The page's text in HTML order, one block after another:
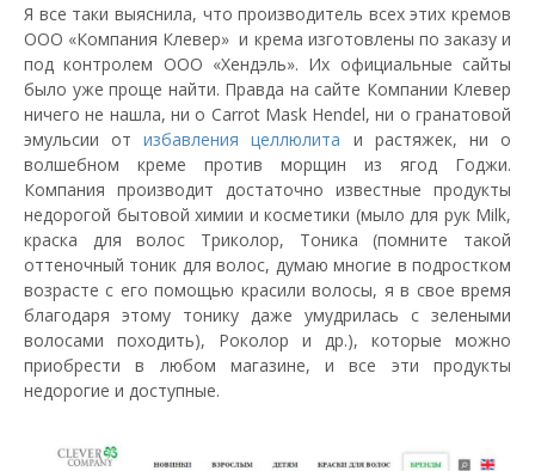
Я все таки выяснила, что производитель всех этих кремов
ООО «Компания Клевер» и крема изготовлены по заказу и
под контролем ООО «Хендэль». Их официальные сайты
было уже проще найти. Правда на сайте Компании Клевер
ничего не нашла, ни о Carrot Mask Hendel, ни о гранатовой
эмульсии отизбавления целлюлита и растяжек, ни о
волшебном креме против морщин из ягод Годжи.
Компания производит достаточно известные продукты
недорогой бытовой химии и косметики (мыло для рук Milk,
краска для волос Триколор, Тоника (помните такой
оттеночный тоник для волос, думаю многие в подростком
возрасте с его помощью красили волосы, я в свое время
благодаря этому тонику даже умудрилась с зелеными
волосами походить), Роколор и др.), которые можно
приобрести в любом магазине, и все эти продукты
недорогие и доступные.